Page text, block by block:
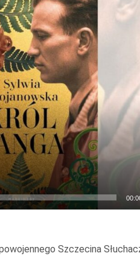
Szczecina